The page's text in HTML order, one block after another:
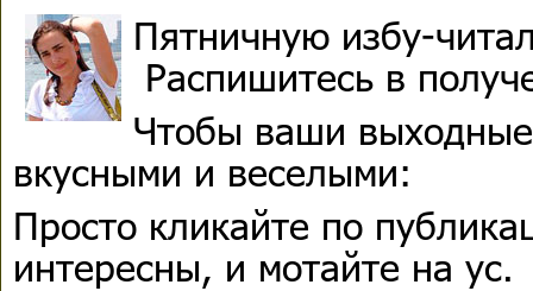
Пятничную избу-
Распишитесь в
Чтобы ваши
вкусными и веселыми:
Просто кликайте по
интересны, и мотайте на ус.